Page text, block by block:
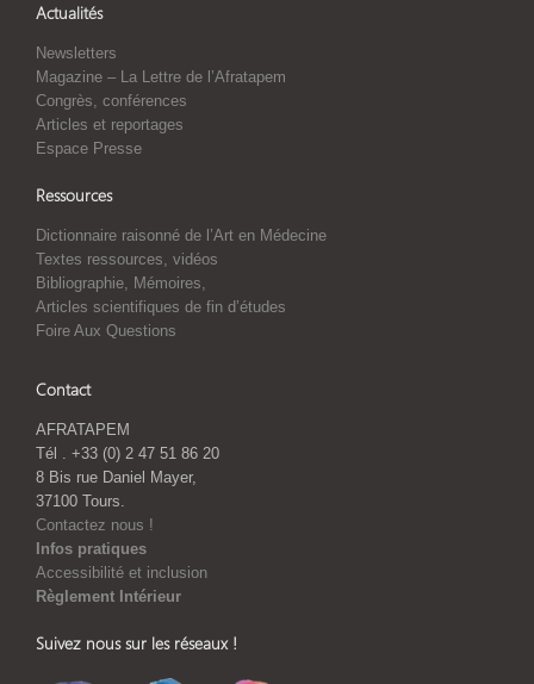
Actualités
Newsletters
Magazine – La Lettre de l’Afratapem
Congrès, conférences
Articles et reportages
Espace Presse
Ressources
Dictionnaire raisonné de l’Art en Médecine
Textes ressources, vidéos
Bibliographie, Mémoires,
Articles scientifiques de fin d’études
Foire Aux Questions
Contact
AFRATAPEM
Tél . +33 (0) 2 47 51 86 20
8 Bis rue Daniel Mayer,
37100 Tours.
Contactez nous !
Infos pratiques
Accessibilité et inclusion
Règlement Intérieur
Suivez nous sur les réseaux !